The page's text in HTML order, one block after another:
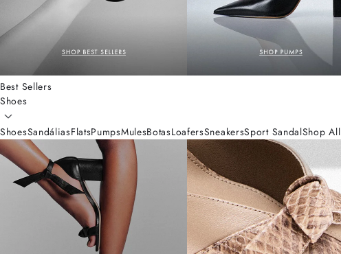
Best Sellers
Shoes
ShoesSandáliasFlatsPumpsMulesBotasLoafersSneakersSport SandalShop All